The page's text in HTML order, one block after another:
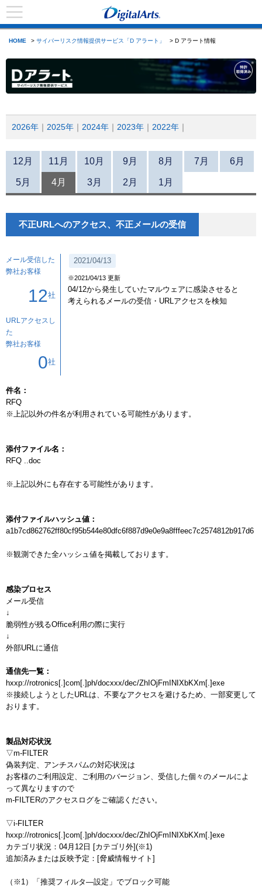
HOME > サイバーリスク情報提供サービス「D アラート」 > D アラート情報
2026年 2025年 2024年 2023年 2022年
12月 11月 10月 9月 8月 7月 6月
5月 4月 3月 2月 1月
不正URLへのアクセス、不正メールの受信
メール受信した
弊社お客様
12社
URLアクセスし
た
弊社お客様
0社
2021/04/13
※2021/04/13 更新
04/12から発生していたマルウェアに感染させると
考えられるメールの受信・URLアクセスを検知
件名：
RFQ
※上記以外の件名が利用されている可能性があります。
添付ファイル名：
RFQ ..doc
※上記以外にも存在する可能性があります。
添付ファイルハッシュ値：
a1b7cd862762ff80cf95b544e80dfc6f887d9e0e9a8fffeec7c2574812b917d6
※観測できた全ハッシュ値を掲載しております。
感染プロセス
メール受信
↓
脆弱性が残るOffice利用の際に実行
↓
外部URLに通信
通信先一覧：
hxxp://rotronics[.]com[.]ph/docxxx/dec/ZhIOjFmINIXbKXm[.]exe
※接続しようとしたURLは、不要なアクセスを避けるため、一部変更して
おります。
製品対応状況
▽m-FILTER
偽装判定、アンチスパムの対応状況は
お客様のご利用設定、ご利用のバージョン、受信した個々のメールによ
って異なりますので
m-FILTERのアクセスログをご確認ください。
▽i-FILTER
hxxp://rotronics[.]com[.]ph/docxxx/dec/ZhIOjFmINIXbKXm[.]exe
カテゴリ状況：04月12日 [カテゴリ外](※1)
追加済みまたは反映予定：[脅威情報サイト]